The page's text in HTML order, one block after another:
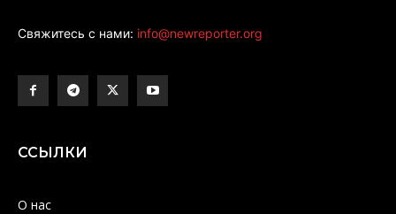
Свяжитесь с нами: info@newreporter.org
ССЫЛКИ
О нас